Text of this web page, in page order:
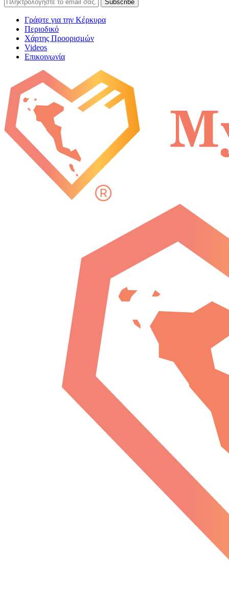
Γράψτε για την Κέρκυρα
Περιοδικό
Χάρτης Προορισμών
Videos
Επικοινωνία